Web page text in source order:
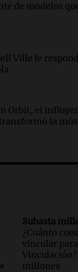
y preocupa a
de crisis
por tragedia
peritos
Óscar González
quiebra de
de una
García
a abordar
y sociales
de modelos
Ville le
Orbit, el
la
Subasta
¿Cuánto
vincular para
millones